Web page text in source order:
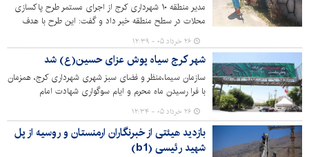
مدیر منطقه ۱۰ شهرداری کرج از اجرای مستمر طرح پاکسازی
محلات در سطح منطقه خبر داد و گفت: این طرح با هدف
ارتقای کیفیت خدمات شهری، بهبود سیمای شهری و افزایش
رضایتمندی شهروندان به‌صورت محله‌محور در حال اجراست.
۲۶ خرداد ۰۵ - ۱۲:۳۹
شهر کرج سیاه پوش عزای حسین(ع) شد
سازمان سیما،منظر و فضای سبز شهری شهرداری کرج، همزمان
با فرا رسیدن ماه محرم و ایام سوگواری شهادت امام
حسین(ع) اقدام به فضاسازی و اکران طرح‌های فرهنگی در
سطح مناطق ۱۰گانه کرده است.
۲۶ خرداد ۰۵ - ۱۲:۳۴
بازدید هیئتی از خبرنگاران ارمنستان و روسیه از پل
شهید رئیسی (b1)